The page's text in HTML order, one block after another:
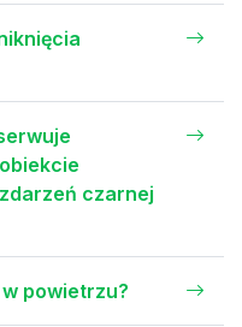
czarnej
powietrzu?